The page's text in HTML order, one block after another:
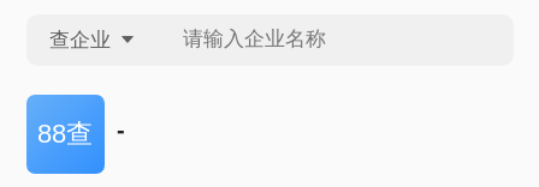
查企业
查企业
88查 -